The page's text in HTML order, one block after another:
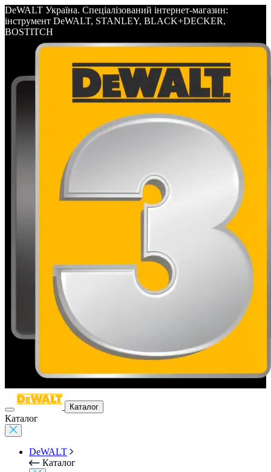
DeWALT Україна. Спеціалізований інтернет-магазин:
інструмент DeWALT, STANLEY, BLACK+DECKER,
BOSTITCH
Каталог
Каталог
DeWALT
Каталог